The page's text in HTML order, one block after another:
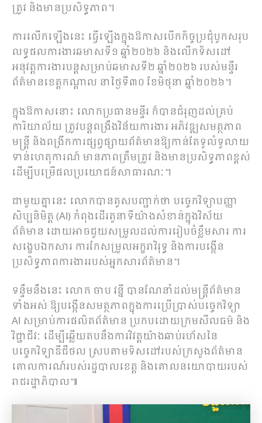
ត្រូវ និងមានប្រសិទ្ធភាព។
ការលើកឡើងនេះ ធ្វើឡើងក្នុងឱកាសបើកកិច្ចប្រជុំបូកសរុប
លទ្ធផលការងារឆមាសទី១ ឆ្នាំ២០២៦ និងលើកទិសដៅ
អនុវត្តការងារបន្តសម្រាប់ឆមាសទី២ ឆ្នាំ២០២៦ របស់មន្ទីរ
ព័ត៌មានខេត្តកណ្ដាល នាថ្ងៃទី៣០ ខែមិថុនា ឆ្នាំ២០២៦។
ក្នុងឱកាសនោះ លោកប្រធានមន្ទីរ ក៏បានជំរុញដល់គ្រប់
ការិយាល័យ ត្រូវបន្តពង្រឹងវិន័យការងារ អភិវឌ្ឍសមត្ថភាព
មន្ត្រី និងពង្រីកការផ្សព្វផ្សាយព័ត៌មានឱ្យកាន់តែទូលំទូលាយ
ទាន់ហេតុការណ៍ មានភាពត្រឹមត្រូវ និងមានប្រសិទ្ធភាពខ្ពស់
ដើម្បីបម្រើផលប្រយោជន៍សាធារណៈ។
ជាមួយគ្នានេះ លោកបានគូសបញ្ជាក់ថា បច្ចេកវិទ្យាបញ្ញា
សិប្បនិមិត្ត (AI) កំពុងដើរតួនាទីយ៉ាងសំខាន់ក្នុងវិស័យ
ព័ត៌មាន ដោយអាចជួយសម្រួលដល់ការរៀបចំខ្លឹមសារ ការ
សង្ខេបឯកសារ ការកែសម្រួលអក្ខរាវិរុទ្ធ និងការបង្កើន
ប្រសិទ្ធភាពការងាររបស់អ្នកសារព័ត៌មាន។
ទន្ទឹមនឹងនេះ លោក ចាប វន្នី បានណែនាំដល់មន្ត្រីព័ត៌មាន
ទាំងអស់ ឱ្យបង្កើនសមត្ថភាពក្នុងការប្រើប្រាស់បច្ចេកវិទ្យា
AI សម្រាប់ការផលិតព័ត៌មាន ប្រកបដោយក្រមសីលធម៌ និង
វិជ្ជាជីវៈ ដើម្បីឆ្លើយតបនឹងការវិវត្តយ៉ាងឆាប់រហ័សនៃ
បច្ចេកវិទ្យាឌីជីថល ស្របតាមទិសដៅរបស់ក្រសួងព័ត៌មាន
គោលការណ៍របស់រដ្ឋបាលខេត្ត និងគោលនយោបាយរបស់
រាជរដ្ឋាភិបាល៕